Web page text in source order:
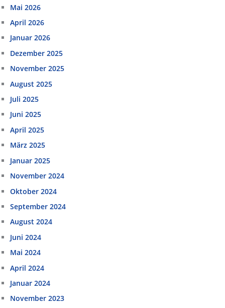
Mai 2026
April 2026
Januar 2026
Dezember 2025
November 2025
August 2025
Juli 2025
Juni 2025
April 2025
März 2025
Januar 2025
November 2024
Oktober 2024
September 2024
August 2024
Juni 2024
Mai 2024
April 2024
Januar 2024
November 2023